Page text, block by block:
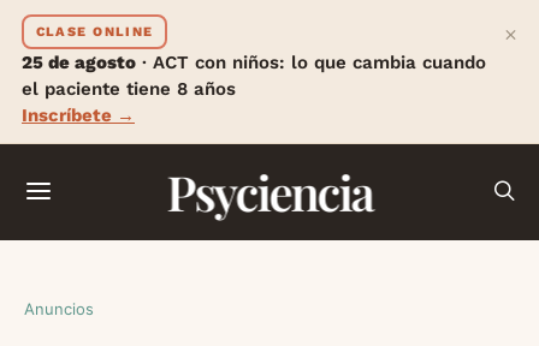
CLASE ONLINE
25 de agosto · ACT con niños: lo que cambia cuando
el paciente tiene 8 años
Inscríbete →
×
Psyciencia
Anuncios